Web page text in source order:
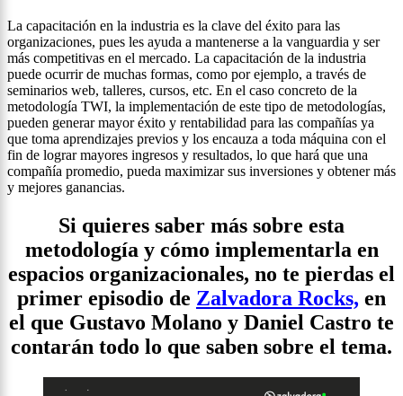
La capacitación en la industria es la clave del éxito para las
organizaciones, pues les ayuda a mantenerse a la vanguardia y ser
más competitivas en el mercado. La capacitación de la industria
puede ocurrir de muchas formas, como por ejemplo, a través de
seminarios web, talleres, cursos, etc. En el caso concreto de la
metodología TWI, la implementación de este tipo de metodologías,
pueden generar mayor éxito y rentabilidad para las compañías ya
que toma aprendizajes previos y los encauza a toda máquina con el
fin de lograr mayores ingresos y resultados, lo que hará que una
compañía promedio, pueda maximizar sus inversiones y obtener más
y mejores ganancias.
Si quieres saber más sobre esta
metodología y cómo implementarla en
espacios organizacionales, no te pierdas el
primer episodio de Zalvadora Rocks, en
el que Gustavo Molano y Daniel Castro te
contarán todo lo que saben sobre el tema.